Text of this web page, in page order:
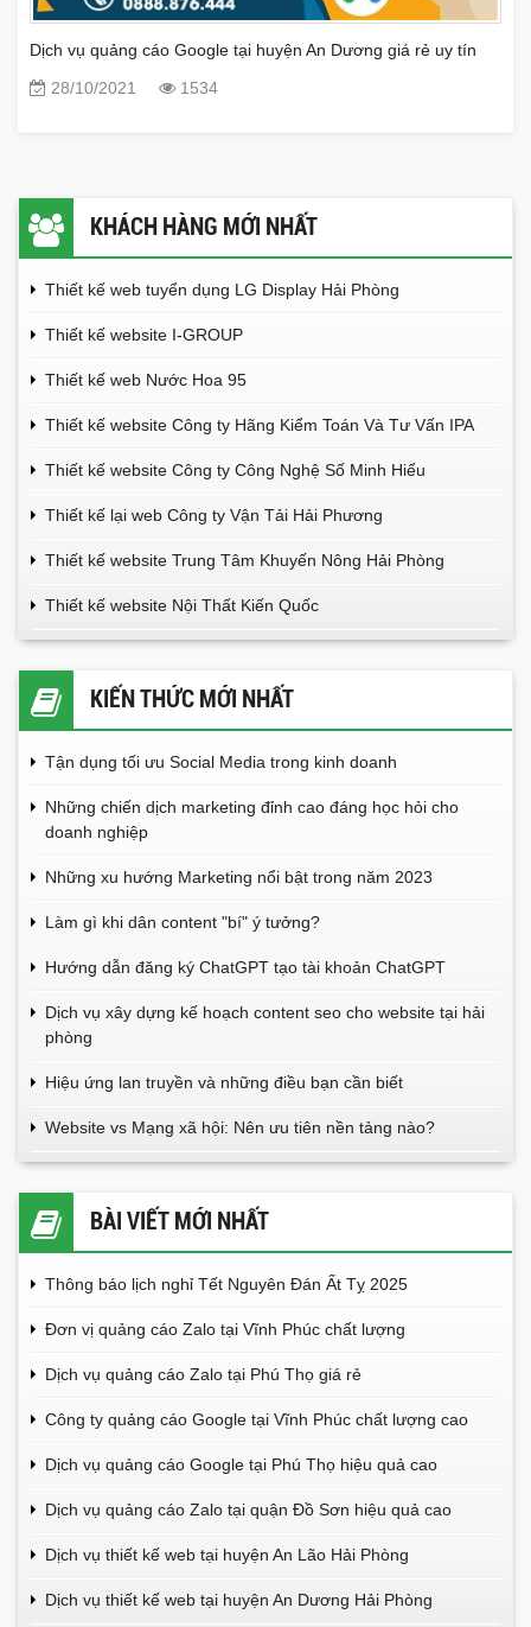
Dịch vụ quảng cáo Google tại huyện An Dương giá rẻ uy tín
28/10/2021
1534
KHÁCH HÀNG MỚI NHẤT
Thiết kế web tuyển dụng LG Display Hải Phòng
Thiết kế website I-GROUP
Thiết kế web Nước Hoa 95
Thiết kế website Công ty Hãng Kiểm Toán Và Tư Vấn IPA
Thiết kế website Công ty Công Nghệ Số Minh Hiếu
Thiết kế lại web Công ty Vận Tải Hải Phương
Thiết kế website Trung Tâm Khuyến Nông Hải Phòng
Thiết kế website Nội Thất Kiến Quốc
KIẾN THỨC MỚI NHẤT
Tận dụng tối ưu Social Media trong kinh doanh
Những chiến dịch marketing đỉnh cao đáng học hỏi cho
doanh nghiệp
Những xu hướng Marketing nổi bật trong năm 2023
Làm gì khi dân content "bí" ý tưởng?
Hướng dẫn đăng ký ChatGPT tạo tài khoản ChatGPT
Dịch vụ xây dựng kế hoạch content seo cho website tại hải
phòng
Hiệu ứng lan truyền và những điều bạn cần biết
Website vs Mạng xã hội: Nên ưu tiên nền tảng nào?
BÀI VIẾT MỚI NHẤT
Thông báo lịch nghỉ Tết Nguyên Đán Ất Tỵ 2025
Đơn vị quảng cáo Zalo tại Vĩnh Phúc chất lượng
Dịch vụ quảng cáo Zalo tại Phú Thọ giá rẻ
Công ty quảng cáo Google tại Vĩnh Phúc chất lượng cao
Dịch vụ quảng cáo Google tại Phú Thọ hiệu quả cao
Dịch vụ quảng cáo Zalo tại quận Đồ Sơn hiệu quả cao
Dịch vụ thiết kế web tại huyện An Lão Hải Phòng
Dịch vụ thiết kế web tại huyện An Dương Hải Phòng